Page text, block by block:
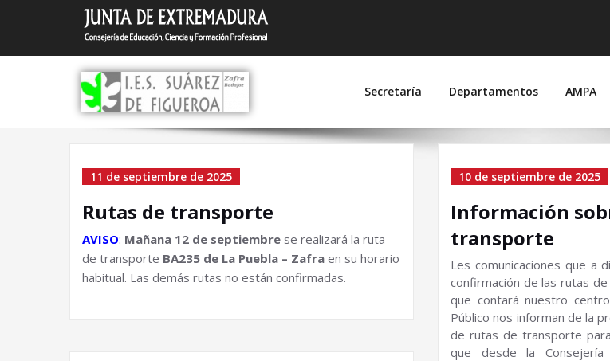
I.E.S. Suárez de Figueroa
Secretaría Departamentos AMPA
Archivo el 11 de septiembre de
2025
11 de septiembre de 2025
Rutas de transporte
AVISO: Mañana 12 de septiembre se realizará la ruta
de transporte BA235 de La Puebla – Zafra en su horario
habitual. Las demás rutas no están confirmadas.
10 de septiembre de 2025
Información
transporte
Les comunicaciones que a
confirmación de las rutas
que contará nuestro
Público nos informan de la
de rutas de transporte
que desde la